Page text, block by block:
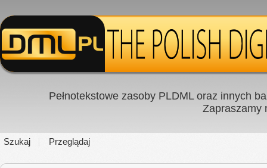
Pełnotekstowe zasoby PLDML oraz innych
Zapraszamy
Szukaj Przeglądaj